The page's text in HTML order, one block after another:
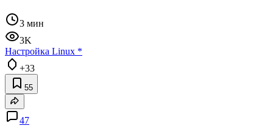
3 мин
3K
Настройка Linux *
+33
55
47